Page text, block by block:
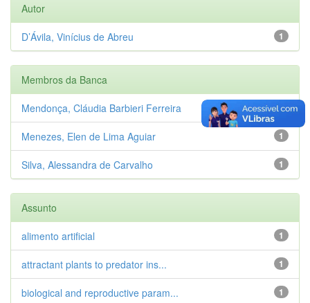
Autor
1
D’Ávila, Vinícius de Abreu
Membros da Banca
1
Mendonça, Cláudia Barbieri Ferreira
1
Menezes, Elen de Lima Aguiar
1
Silva, Alessandra de Carvalho
Assunto
1
alimento artificial
1
attractant plants to predator ins...
1
biological and reproductive param...